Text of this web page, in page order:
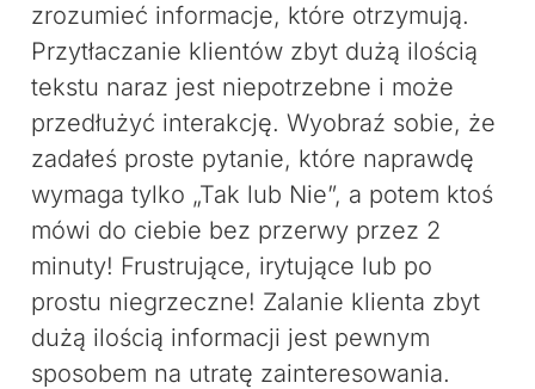
zrozumieć informacje, które otrzymują.
Przytłaczanie klientów zbyt dużą ilością
tekstu naraz jest niepotrzebne i może
przedłużyć interakcję. Wyobraź sobie, że
zadałeś proste pytanie, które naprawdę
wymaga tylko „Tak lub Nie”, a potem ktoś
mówi do ciebie bez przerwy przez 2
minuty! Frustrujące, irytujące lub po
prostu niegrzeczne! Zalanie klienta zbyt
dużą ilością informacji jest pewnym
sposobem na utratę zainteresowania.